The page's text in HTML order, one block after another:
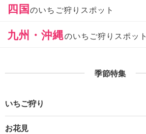
四国のいちご狩りスポット
九州・沖縄のいちご狩りスポット
季節特集
いちご狩り
お花見